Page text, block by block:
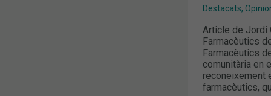
Destacats,
Article de Jordi
Farmacèutics
Farmacèutics
comunitària en
reconeixement
farmacèutics,